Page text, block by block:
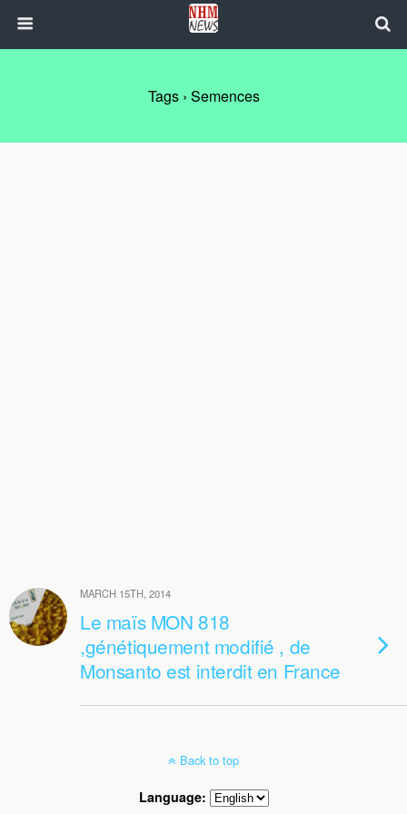
Tags › Semences
MARCH 15TH, 2014
Le maïs MON 818
,génétiquement modifié , de
Monsanto est interdit en France
Back to top
Language: